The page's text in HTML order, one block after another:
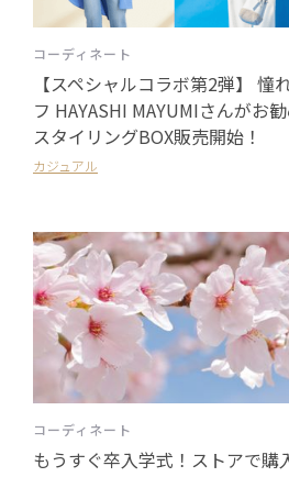
コーディネート
【スペシャルコラボ第2弾】 憧
フ HAYASHI MAYUMIさんがお
スタイリングBOX販売開始！
カジュアル
コーディネート
もうすぐ卒入学式！ストアで購